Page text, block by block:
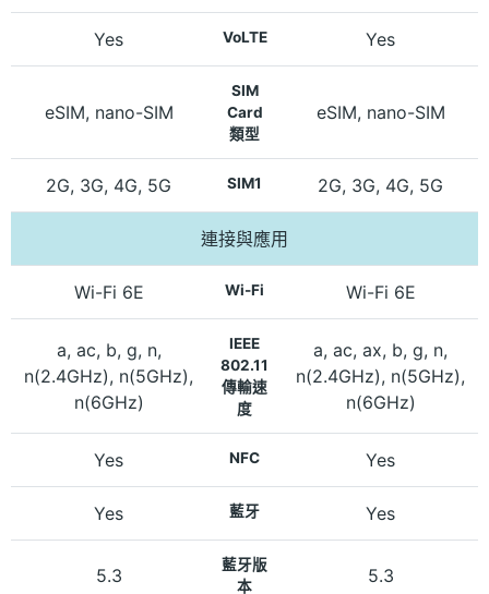
Yes VoLTE Yes
eSIM, nano-SIM
SIM
Card
類型
eSIM, nano-SIM
2G, 3G, 4G, 5G SIM1 2G, 3G, 4G, 5G
連接與應用
Wi-Fi 6E Wi-Fi Wi-Fi 6E
a, ac, b, g, n,
n(2.4GHz), n(5GHz),
n(6GHz)
IEEE
802.11
傳輸速
度
a, ac, ax, b, g, n,
n(2.4GHz), n(5GHz),
n(6GHz)
Yes NFC Yes
Yes 藍牙 Yes
5.3
藍牙版
本
5.3